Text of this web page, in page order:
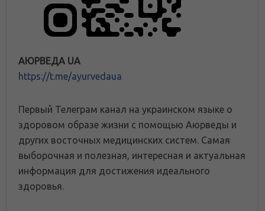
АЮРВЕДА UA
https://t.me/ayurvedaua
Первый Телеграм канал на украинском языке о
здоровом образе жизни с помощью Аюрведы и
других восточных медицинских систем. Самая
выборочная и полезная, интересная и актуальная
информация для достижения идеального
здоровья.